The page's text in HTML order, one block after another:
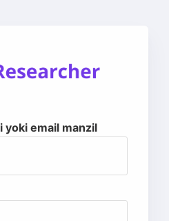
yoki email manzil